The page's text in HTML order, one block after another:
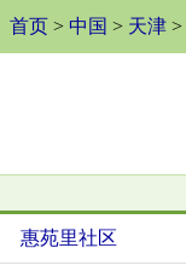
首页 > 中国 > 天津 >
惠苑里社区